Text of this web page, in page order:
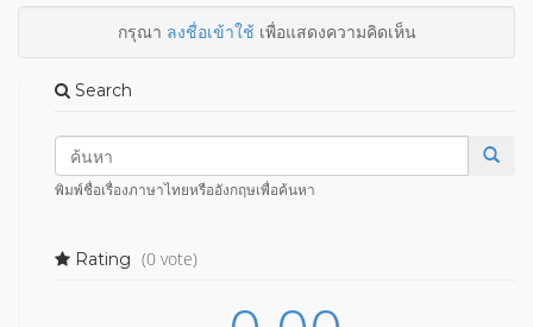
กรุณา ลงชื่อเข้าใช้เพื่อแสดงความคิดเห็น
Search
พิมพ์ชื่อเรื่องภาษาไทยหรืออังกฤษเพื่อค้นหา
Rating (0 vote)